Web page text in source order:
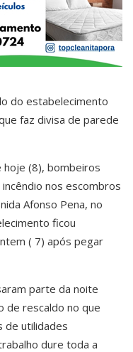
do estabelecimento
faz divisa de parede
hoje (8), bombeiros
nos escombros
Afonso Pena, no
ficou
( 7) após pegar
parte da noite
de rescaldo no que
de utilidades
dure toda a